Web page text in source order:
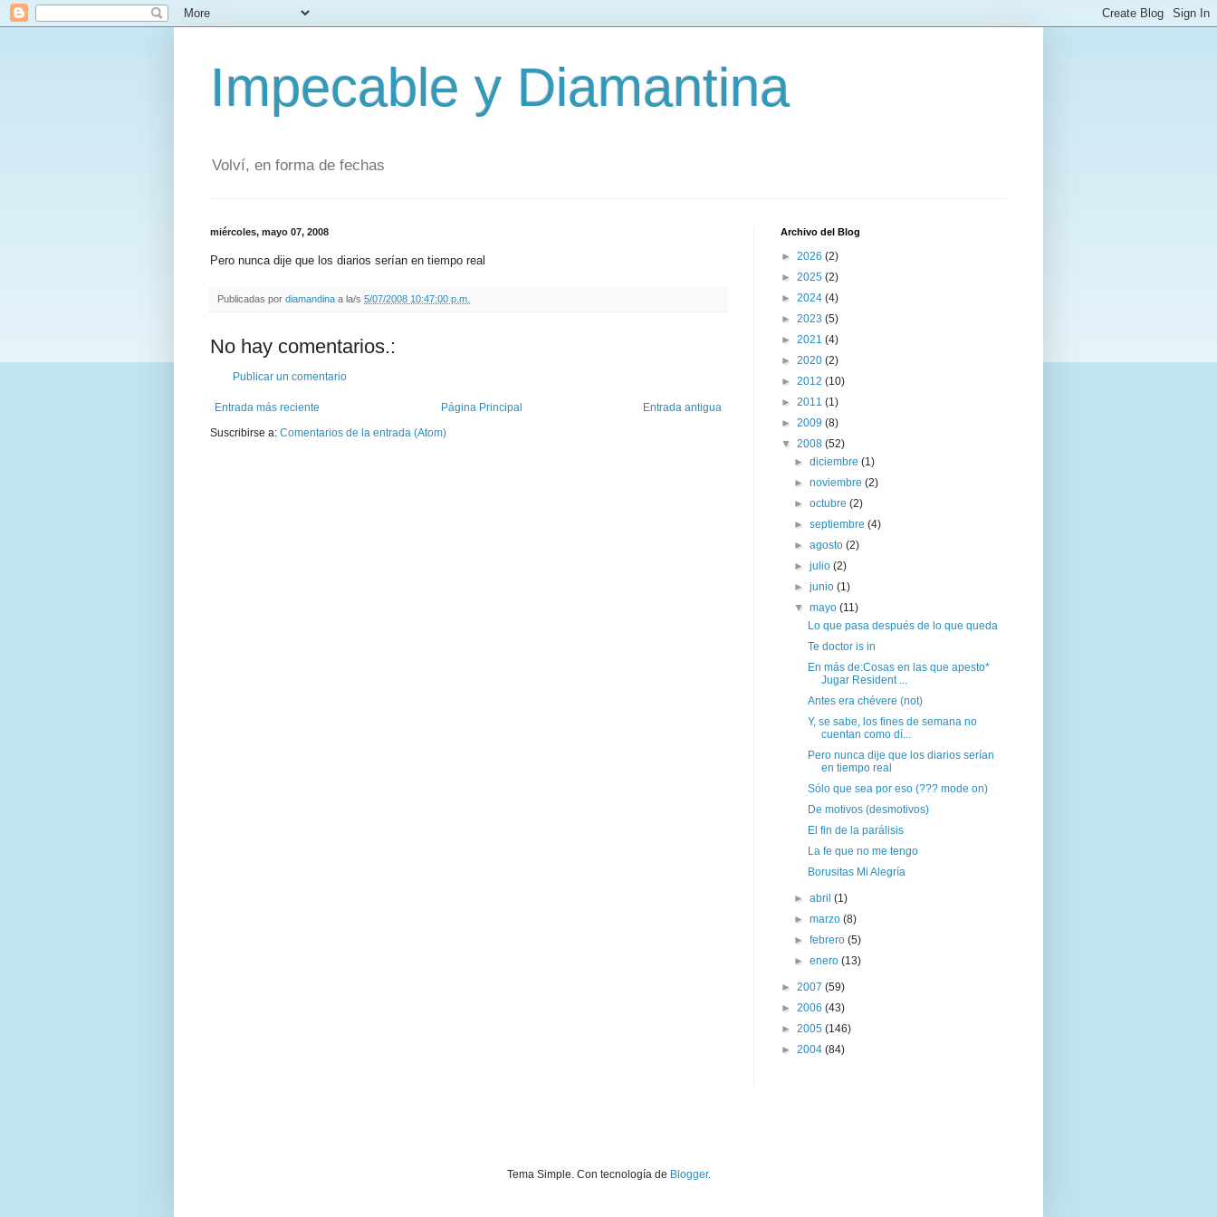
Impecable y Diamantina
Volví, en forma de fechas
miércoles, mayo 07, 2008
Pero nunca dije que los diarios serían en tiempo real
Publicadas por diamandina a la/s 5/07/2008 10:47:00 p.m.
No hay comentarios.:
Publicar un comentario
Entrada más reciente Entrada antigua
Página Principal
Suscribirse a: Comentarios de la entrada (Atom)
Archivo del Blog
► 2026 (2)
► 2025 (2)
► 2024 (4)
► 2023 (5)
► 2021 (4)
► 2020 (2)
► 2012 (10)
► 2011 (1)
► 2009 (8)
▼ 2008 (52)
►diciembre(1)
►noviembre(2)
►octubre(2)
►septiembre(4)
►agosto(2)
►julio(2)
►junio(1)
▼mayo(11)
Lo que pasa después de lo que queda
Te doctor is in
En más de:Cosas en las que apesto*
Jugar Resident ...
Antes era chévere (not)
Y, se sabe, los fines de semana no
cuentan como dí...
Pero nunca dije que los diarios serían
en tiempo real
Sólo que sea por eso (??? mode on)
De motivos (desmotivos)
El fin de la parálisis
La fe que no me tengo
Borusitas Mi Alegría
►abril(1)
►marzo(8)
►febrero(5)
►enero(13)
► 2007 (59)
► 2006 (43)
► 2005 (146)
► 2004 (84)
Tema Simple. Con tecnología de Blogger.